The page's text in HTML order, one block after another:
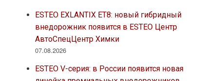
ESTEO EXLANTIX ET8: новый гибридный
внедорожник появится в ESTEO Центр
АвтоСпецЦентр Химки
07.08.2026
ESTEO V-серия: в России появится новая